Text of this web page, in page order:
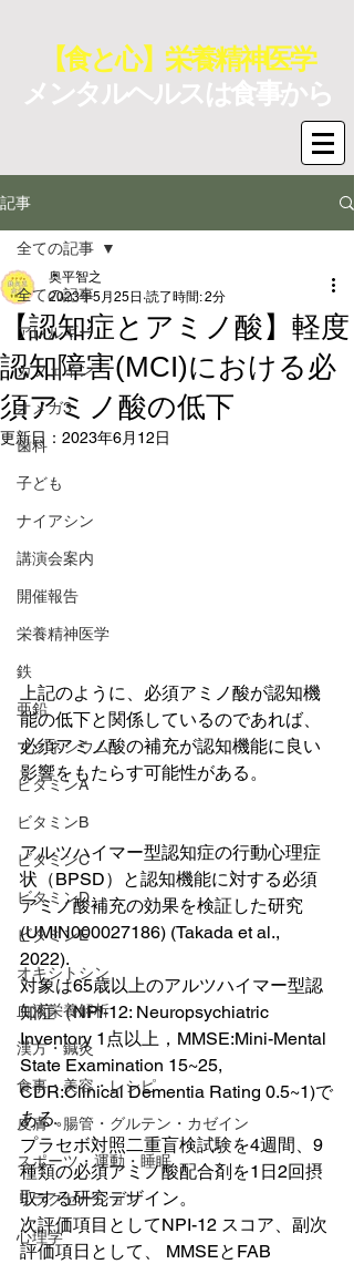
【食と心】栄養精神医学
メンタルヘルスは食事から
記事
全ての記事
アレルギー
カフェイン
オメガ3
歯科
子ども
ナイアシン
講演会案内
開催報告
栄養精神医学
鉄
亜鉛
マグネシウム
ビタミンA
ビタミンB
ビタミンC
ビタミンD
ビタミンE
オキシトシン
血液栄養解析
漢方・鍼灸
食事・美容・レシピ
皮膚・腸管・グルテン・カゼイン
スポーツ・運動・睡眠
リラクゼーション
心理学
全ての記事
【認知症とアミノ酸】軽度
認知障害(MCI)における必
須アミノ酸の低下
奥平智之
2023年5月25日 読了時間: 2分
更新日： 2023年6月12日
上記のように、必須アミノ酸が認知機
能の低下と関係しているのであれば、
必須アミノ酸の補充が認知機能に良い
影響をもたらす可能性がある。
アルツハイマー型認知症の行動心理症
状（BPSD）と認知機能に対する必須
アミノ酸補充の効果を検証した研究
(UMIN000027186) (Takada et al.,
2022).
対象は65歳以上のアルツハイマー型認
知症（NPI-12: Neuropsychiatric
Inventory 1点以上，MMSE:Mini-Mental
State Examination 15~25,
CDR:Clinical Dementia Rating 0.5~1)で
ある。
プラセボ対照二重盲検試験を4週間、9
種類の必須アミノ酸配合剤を1日2回摂
取する研究デザイン。
次評価項目としてNPI-12 スコア、副次
評価項日として、 MMSEとFAB